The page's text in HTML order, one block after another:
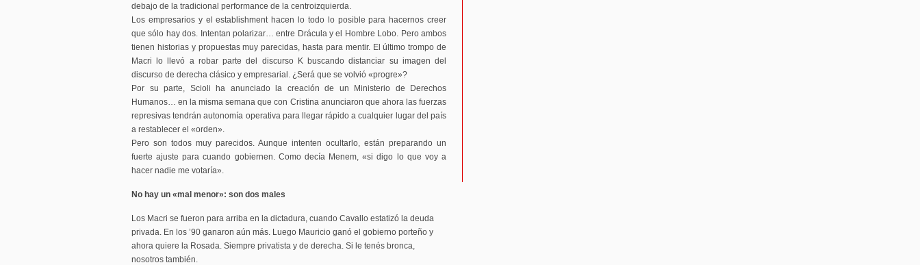
debajo de la tradicional performance de la centroizquierda.
Los empresarios y el establishment hacen lo todo lo posible para hacernos creer
que sólo hay dos. Intentan polarizar… entre Drácula y el Hombre Lobo. Pero ambos
tienen historias y propuestas muy parecidas, hasta para mentir. El último trompo de
Macri lo llevó a robar parte del discurso K buscando distanciar su imagen del
discurso de derecha clásico y empresarial. ¿Será que se volvió «progre»?
Por su parte, Scioli ha anunciado la creación de un Ministerio de Derechos
Humanos… en la misma semana que con Cristina anunciaron que ahora las fuerzas
represivas tendrán autonomía operativa para llegar rápido a cualquier lugar del país
a restablecer el «orden».
Pero son todos muy parecidos. Aunque intenten ocultarlo, están preparando un
fuerte ajuste para cuando gobiernen. Como decía Menem, «si digo lo que voy a
hacer nadie me votaría».
No hay un «mal menor»: son dos males
Los Macri se fueron para arriba en la dictadura, cuando Cavallo estatizó la deuda
privada. En los ’90 ganaron aún más. Luego Mauricio ganó el gobierno porteño y
ahora quiere la Rosada. Siempre privatista y de derecha. Si le tenés bronca,
nosotros también.